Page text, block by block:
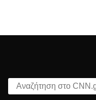
Αναζήτηση στο CNN.gr